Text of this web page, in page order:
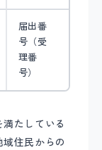
届出番
号（受
理番
号）
たしている
住民からの